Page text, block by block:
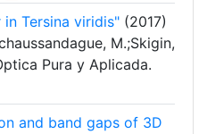
Tersina viridis" (2017)
M.;Skigin,
Pura y Aplicada.
and band gaps of 3D